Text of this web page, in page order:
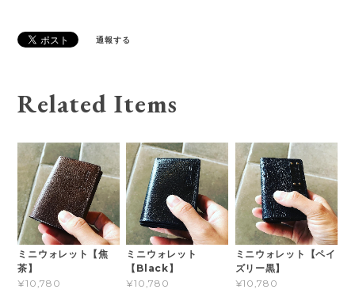
通報する
Related Items
ミニウォレット【焦
茶】
¥10,780
ミニウォレット
【Black】
¥10,780
ミニウォレット【ペイ
ズリー黒】
¥10,780